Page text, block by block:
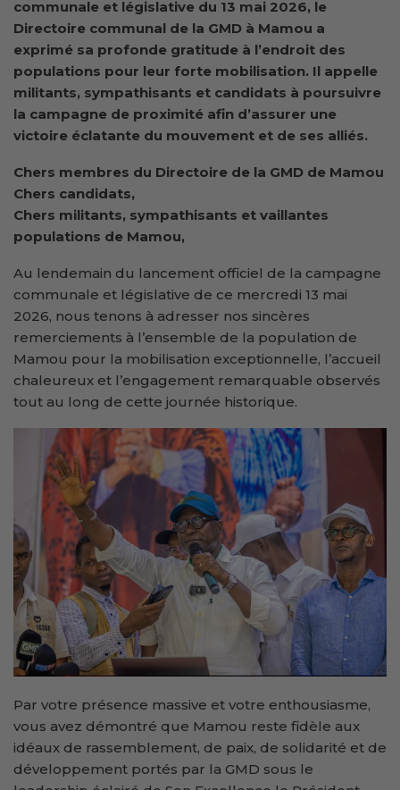
communale et législative du 13 mai 2026, le
Directoire communal de la GMD à Mamou a
exprimé sa profonde gratitude à l’endroit des
populations pour leur forte mobilisation. Il appelle
militants, sympathisants et candidats à poursuivre
la campagne de proximité afin d’assurer une
victoire éclatante du mouvement et de ses alliés.
Chers membres du Directoire de la GMD de Mamou
Chers candidats,
Chers militants, sympathisants et vaillantes
populations de Mamou,
Au lendemain du lancement officiel de la campagne
communale et législative de ce mercredi 13 mai
2026, nous tenons à adresser nos sincères
remerciements à l’ensemble de la population de
Mamou pour la mobilisation exceptionnelle, l’accueil
chaleureux et l’engagement remarquable observés
tout au long de cette journée historique.
Par votre présence massive et votre enthousiasme,
vous avez démontré que Mamou reste fidèle aux
idéaux de rassemblement, de paix, de solidarité et de
développement portés par la GMD sous le